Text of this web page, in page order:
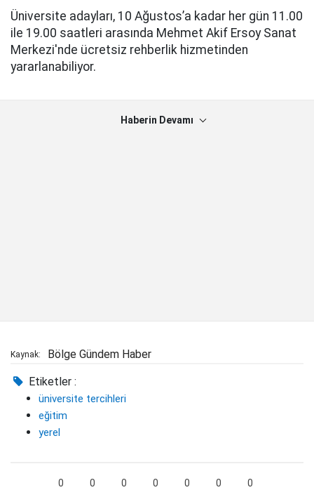
Üniversite adayları, 10 Ağustos’a kadar her gün 11.00
ile 19.00 saatleri arasında Mehmet Akif Ersoy Sanat
Merkezi'nde ücretsiz rehberlik hizmetinden
yararlanabiliyor.
Haberin Devamı
Kaynak: Bölge Gündem Haber
Etiketler :
üniversite tercihleri
eğitim
yerel
0 0 0 0 0 0 0